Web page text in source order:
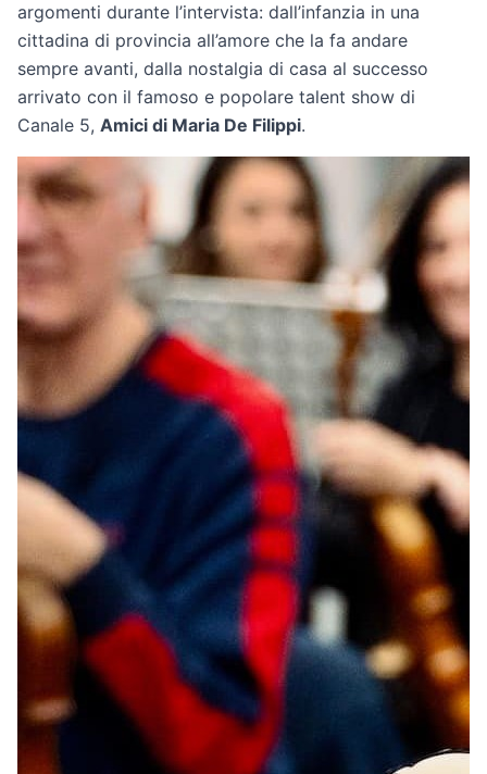
argomenti durante l’intervista: dall’infanzia in una
cittadina di provincia all’amore che la fa andare
sempre avanti, dalla nostalgia di casa al successo
arrivato con il famoso e popolare talent show di
Canale 5, Amici di Maria De Filippi.